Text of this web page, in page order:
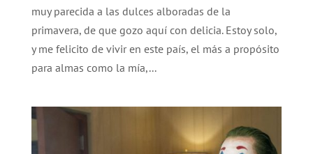
muy parecida a las dulces alboradas de la
primavera, de que gozo aquí con delicia. Estoy solo,
y me felicito de vivir en este país, el más a propósito
para almas como la mía,...